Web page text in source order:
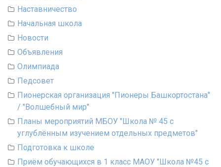
Наставничество
Начальная школа
Новости
Объявления
Олимпиада
Педсовет
Пионерская организация "Пионеры Башкортостана"
/ "Волшебный мир"
Планы мероприятий МБОУ "Школа № 45 с
углублённым изучением отдельных предметов"
Подготовка к школе
Приём обучающихся в 1 класс МАОУ "Школа №45 с